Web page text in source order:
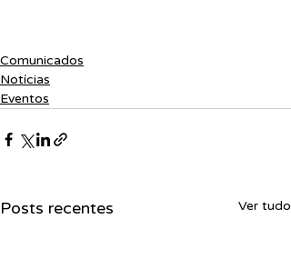
Comunicados
Notícias
Eventos
Posts recentes Ver tudo